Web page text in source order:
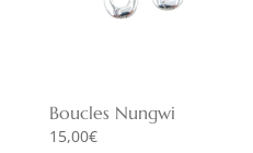
Boucles Nungwi
15,00€